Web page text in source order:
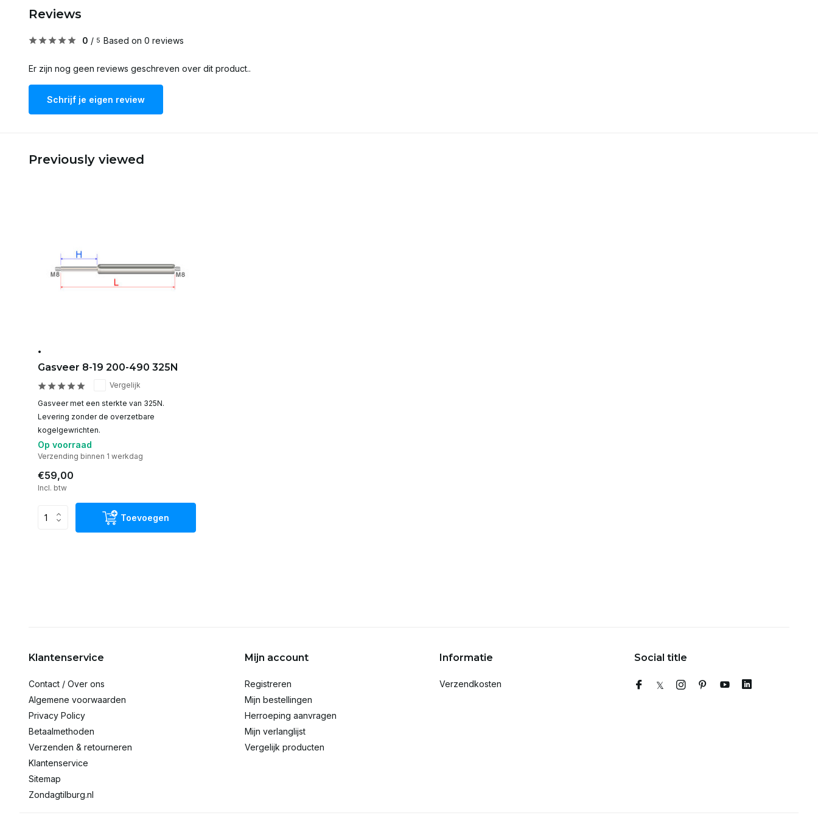
Reviews
0 / 5 Based on 0 reviews
Er zijn nog geen reviews geschreven over dit product..
Schrijf je eigen review
Previously viewed
•
Gasveer 8-19 200-490 325N
Vergelijk
Gasveer met een sterkte van 325N.
Levering zonder de overzetbare
kogelgewrichten.
Op voorraad
Verzending binnen 1 werkdag
€59,00
Incl. btw
Toevoegen
Klantenservice
Contact / Over ons
Algemene voorwaarden
Privacy Policy
Betaalmethoden
Verzenden & retourneren
Klantenservice
Sitemap
Zondagtilburg.nl
Mijn account
Registreren
Mijn bestellingen
Herroeping aanvragen
Mijn verlanglijst
Vergelijk producten
Informatie
Verzendkosten
Social title